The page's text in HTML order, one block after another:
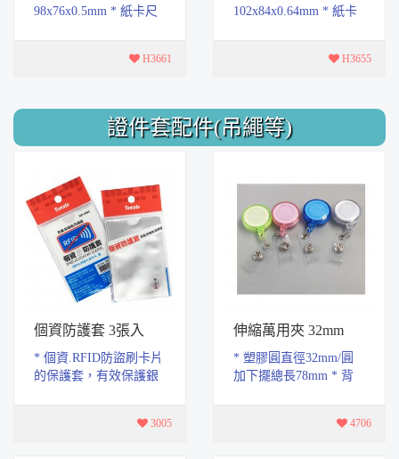
98x76x0.5mm * 紙卡尺
腐蝕特性，易拿取設計H3661
102x84x0.64mm * 紙卡
腐蝕特性，易拿取設計H3655
證件套配件(吊繩等)
個資防護套 3張入
* 個資.RFID防盜刷卡片
的保護套，有效保護銀
3005
伸縮萬用夾 32mm
* 塑膠圓直徑32mm/圓
加下擺總長78mm * 背
尼龍繩最長可拉750... 4706